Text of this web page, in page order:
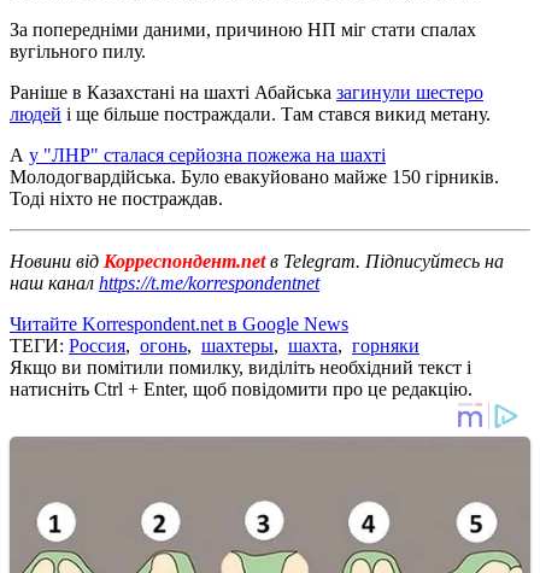
За попередніми даними, причиною НП міг стати спалах
вугільного пилу.
Раніше в Казахстані на шахті Абайська загинули шестеро
людей і ще більше постраждали. Там стався викид метану.
А у "ЛНР" сталася серйозна пожежа на шахті
Молодогвардійська. Було евакуйовано майже 150 гірників.
Тоді ніхто не постраждав.
Новини від Корреспондент.netв Telegram. Підписуйтесь на
наш канал https://t.me/korrespondentnet
Читайте Korrespondent.net в Google News
ТЕГИ: Россия, огонь, шахтеры, шахта, горняки
Якщо ви помітили помилку, виділіть необхідний текст і
натисніть Ctrl + Enter, щоб повідомити про це редакцію.